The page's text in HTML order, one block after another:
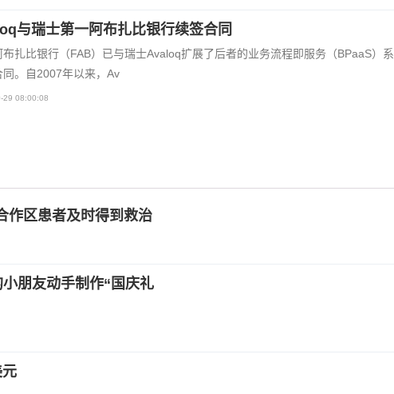
与瑞士第一阿布扎比银行续签合同
布扎比银行（FAB）已与瑞士Avaloq扩展了后者的业务流程即服务（BPaaS）系
同。自2007年以来，Av
29 08:00:08
作区患者及时得到救治
朋友动手制作“国庆礼